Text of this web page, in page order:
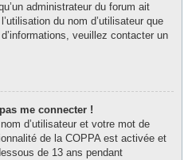
administrateur du forum ait
du nom d’utilisateur que
veuillez contacter un
me connecter !
d’utilisateur et votre mot de
de la COPPA est activée et
de 13 ans pendant